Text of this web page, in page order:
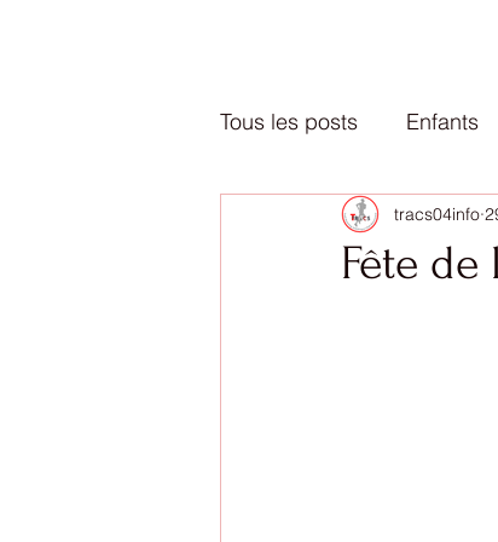
Tous les posts Enfants
Fête
tracs04info